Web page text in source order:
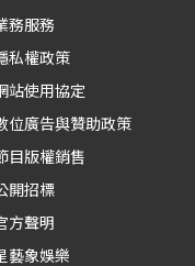
務服務
私權政策
站使用協定
位廣告與贊助政策
目版權銷售
開招標
方聲明
藝象娛樂